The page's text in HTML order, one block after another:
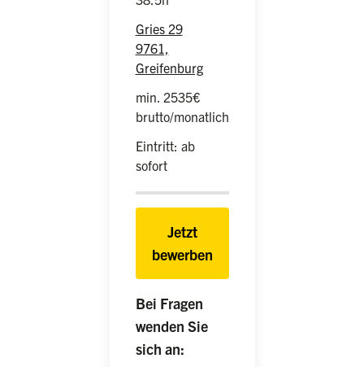
Gries 29
9761,
Greifenburg
min. 2535€
brutto/monatlich
Eintritt: ab
sofort
Jetzt
bewerben
Bei Fragen
wenden Sie
sich an: